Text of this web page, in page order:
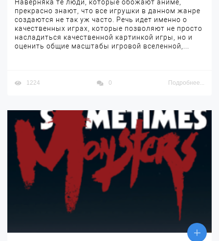
Наверняка те люди, которые обожают аниме,
прекрасно знают, что все игрушки в данном жанре
создаются не так уж часто. Речь идет именно о
качественных играх, которые позволяют не просто
насладиться качественной картинкой игры, но и
оценить общие масштабы игровой вселенной,...
1224 0 Подробнее...